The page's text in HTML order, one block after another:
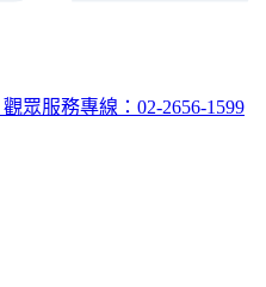
觀眾服務專線：02-2656-1599